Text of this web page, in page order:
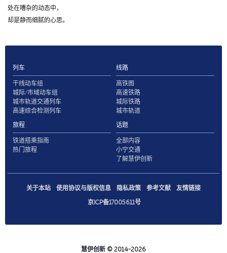
处在嘈杂的动态中，
却是静而细腻的心思。
列车
干线动车组
城际/市域动车组
城市轨道交通列车
高速综合检测列车
线路
高铁图
高速铁路
城际铁路
城市轨道
旅程
铁道搭乘指南
热门旅程
话题
全部内容
小宁交通
了解慧伊创新
关于本站 使用协议与版权信息 隐私政策 参考文献
友情链接
京ICP备17005611号
慧伊创新 © 2014-2026